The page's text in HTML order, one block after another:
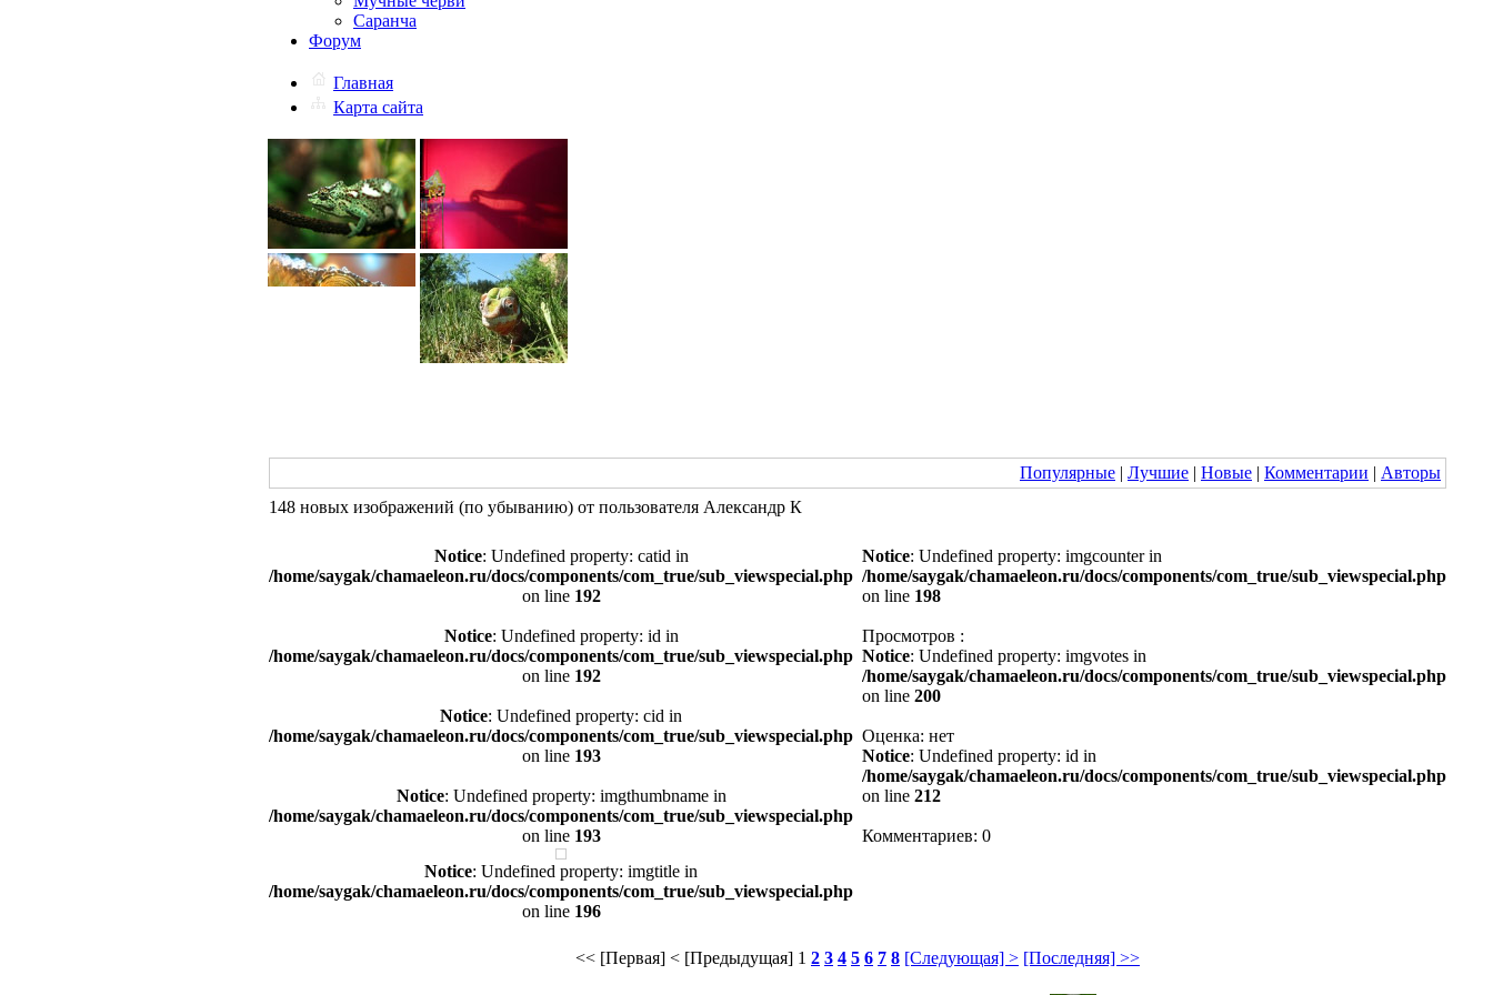
Саранча
Форум
Главная
Карта сайта
Популярные | Лучшие | Новые | Комментарии | Авторы
148 новых изображений (по убыванию) от пользователя Александр К
Notice: Undefined property: catid in
/home/saygak/chamaeleon.ru/docs/components/com_true/sub_viewspecial.php
on line 192
Notice: Undefined property: id in
/home/saygak/chamaeleon.ru/docs/components/com_true/sub_viewspecial.php
on line 192
Notice: Undefined property: cid in
/home/saygak/chamaeleon.ru/docs/components/com_true/sub_viewspecial.php
on line 193
Notice: Undefined property: imgthumbname in
/home/saygak/chamaeleon.ru/docs/components/com_true/sub_viewspecial.php
on line 193
Notice: Undefined property: imgtitle in
/home/saygak/chamaeleon.ru/docs/components/com_true/sub_viewspecial.php
on line 196
Notice: Undefined property: imgcounter in
/home/saygak/chamaeleon.ru/docs/components/com_true/sub_viewspecial.php
on line 198
Просмотров :
Notice: Undefined property: imgvotes in
/home/saygak/chamaeleon.ru/docs/components/com_true/sub_viewspecial.php
on line 200
Оценка: нет
Notice: Undefined property: id in
/home/saygak/chamaeleon.ru/docs/components/com_true/sub_viewspecial.php
on line 212
Комментариев: 0
<< [Первая] < [Предыдущая] 1 2 3 4 5 6 7 8 [Следующая] > [Последняя] >>